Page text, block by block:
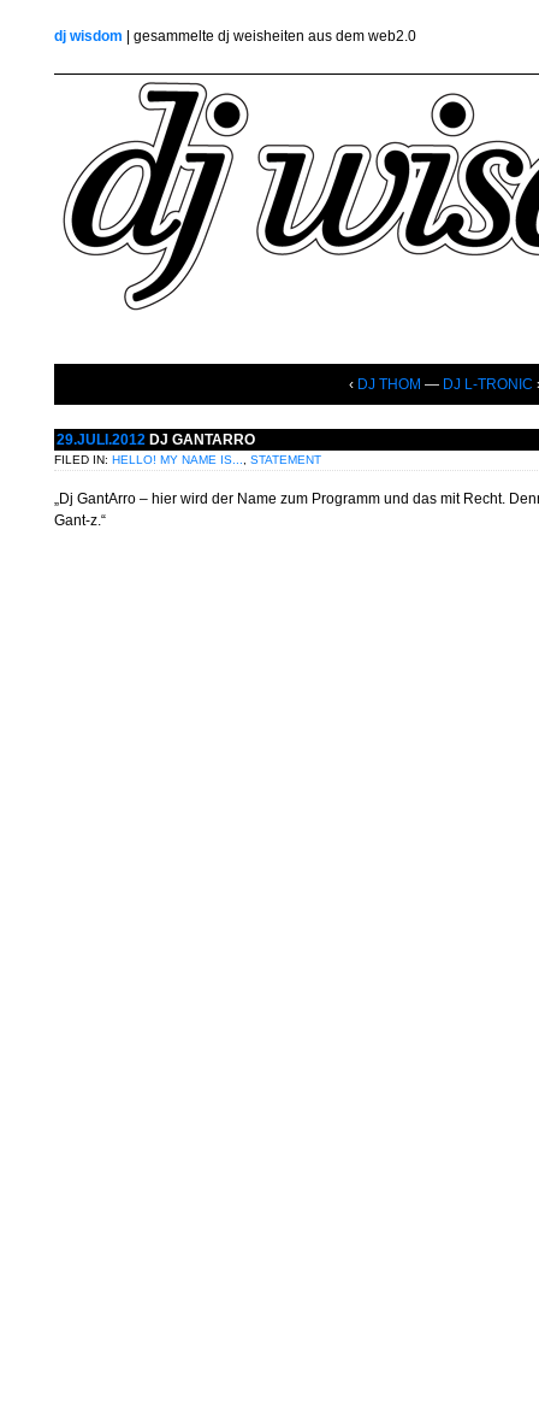
dj wisdom | gesammelte dj weisheiten aus dem web2.0
‹ DJ THOM — DJ L-TRONIC
29.JULI.2012 DJ GANTARRO
FILED IN: HELLO! MY NAME IS..., STATEMENT
„Dj GantArro – hier wird der Name zum Programm und das mit Recht.
Gant-z.“